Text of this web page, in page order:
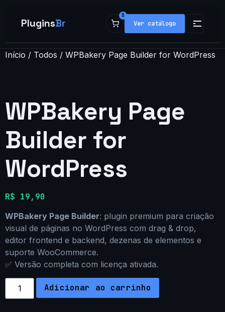
PluginsBr
0
Ver catálogo
Populares
Temas
Minha conta
Início / Todos / WPBakery Page Builder for WordPress
WPBakery Page
Builder for
WordPress
R$ 19,90
WPBakery Page Builder: plugin premium para criação
visual de páginas no WordPress com drag & drop,
editor frontend e backend, dezenas de elementos e
suporte WooCommerce.
✅ Versão completa com licença ativada.
Adicionar ao carrinho